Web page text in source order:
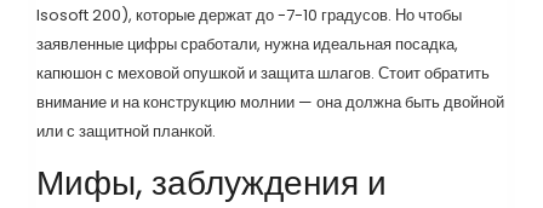
Isosoft 200), которые держат до -7-10 градусов. Но чтобы
заявленные цифры сработали, нужна идеальная посадка,
капюшон с меховой опушкой и защита шлагов. Стоит обратить
внимание и на конструкцию молнии — она должна быть двойной
или с защитной планкой.
Мифы, заблуждения и